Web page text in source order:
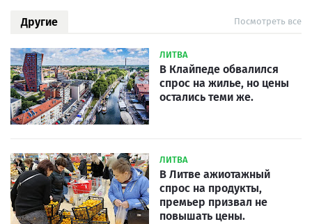
Другие Посмотреть все
ЛИТВА
В Клайпеде обвалился
спрос на жилье, но цены
остались теми же.
ЛИТВА
В Литве ажиотажный
спрос на продукты,
премьер призвал не
повышать цены.